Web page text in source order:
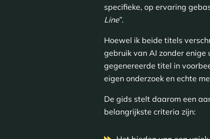
specifieke, op ervaring
Line”.
Hoewel ik beide titels
gebruik van AI zonder enige
gegenereerde titel in
eigen onderzoek en echte
De gids stelt daarom een
belangrijkste criteria zijn: